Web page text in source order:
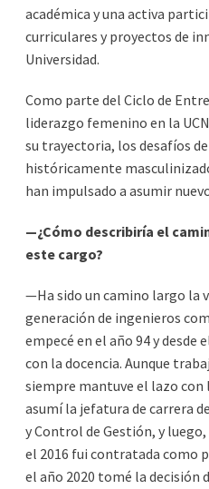
académica y una activa
curriculares y proyectos de
Universidad.
Como parte del Ciclo de
liderazgo femenino en la
su trayectoria, los desafíos
históricamente
han impulsado a asumir
—¿Cómo describiría el
este cargo?
—Ha sido un camino largo la
generación de ingenieros
empecé en el año 94 y desde
con la docencia. Aunque
siempre mantuve el lazo con
asumí la jefatura de carrera
y Control de Gestión, y
el 2016 fui contratada como
el año 2020 tomé la decisión